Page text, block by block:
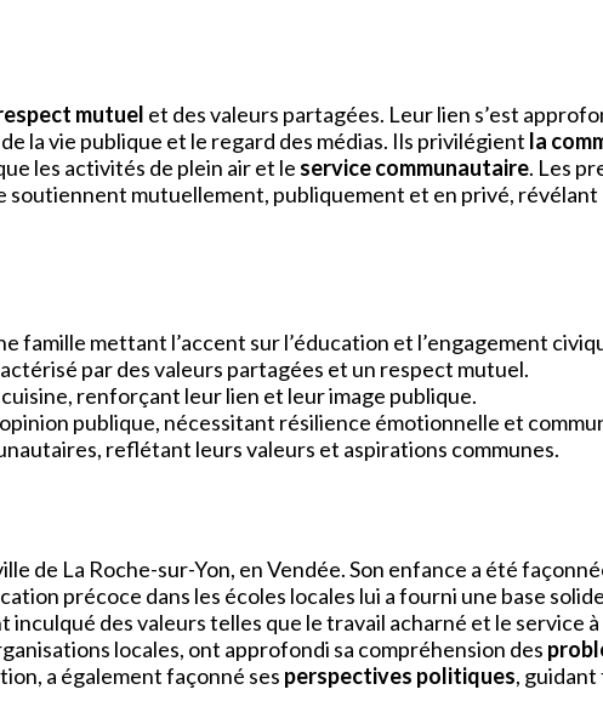
mutuel et des valeurs partagées. Leur lien s’est
la vie publique et le regard des médias. Ils privilégient la
les activités de plein air et le service communautaire. Les
mutuellement, publiquement et en privé, révélant
famille mettant l’accent sur l’éducation et l’engagement
par des valeurs partagées et un respect mutuel.
renforçant leur lien et leur image publique.
publique, nécessitant résilience émotionnelle et
reflétant leurs valeurs et aspirations communes.
de La Roche-sur-Yon, en Vendée. Son enfance a été
précoce dans les écoles locales lui a fourni une base
des valeurs telles que le travail acharné et le service
locales, ont approfondi sa compréhension des
a également façonné ses perspectives politiques,